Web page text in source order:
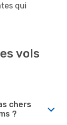
qui
vols
chers
?